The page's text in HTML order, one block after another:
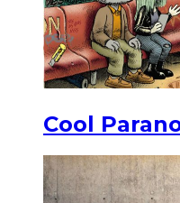
Cool